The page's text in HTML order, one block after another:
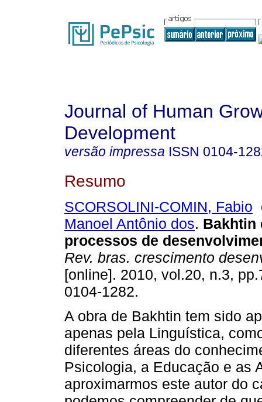
Journal of Human
Development
versão impressa ISSN 0104-
Resumo
SCORSOLINI-COMIN, Fabio
Manoel Antônio dos. Bakhtin
processos de
Rev. bras. crescimento
[online]. 2010, vol.20, n.3,
0104-1282.
A obra de Bakhtin tem sido
apenas pela Linguística,
diferentes áreas do
Psicologia, a Educação e as
aproximarmos este autor do